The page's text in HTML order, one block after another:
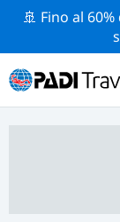
🚢 Fino al